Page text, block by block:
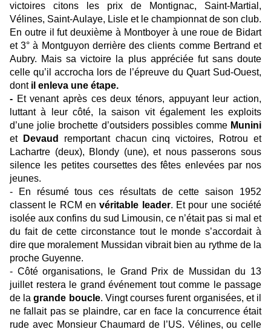
victoires citons les prix de Montignac, Saint-Martial,
Vélines, Saint-Aulaye, Lisle et le championnat de son club.
En outre il fut deuxième à Montboyer à une roue de Bidart
et 3° à Montguyon derrière des clients comme Bertrand et
Aubry. Mais sa victoire la plus appréciée fut sans doute
celle qu’il accrocha lors de l’épreuve du Quart Sud-Ouest,
dont il enleva une étape.
- Et venant après ces deux ténors, appuyant leur action,
luttant à leur côté, la saison vit également les exploits
d’une jolie brochette d’outsiders possibles commeMunini
et
Devaud
remportant chacun cinq victoires, Rotrou et
Lachartre (deux), Blondy (une), et nous passerons sous
silence les petites coursettes des fêtes enlevées par nos
jeunes.
-
En résumé tous ces résultats de cette saison 1952
classent le RCM envéritable leader. Et pour une société
isolée aux confins du sud Limousin, ce n’était pas si mal et
du fait de cette circonstance tout le monde s’accordait à
dire que moralement Mussidan vibrait bien au rythme de la
proche Guyenne.
- Côté organisations, le Grand Prix de Mussidan du 13
juillet restera le grand événement tout comme le passage
de lagrande boucle. Vingt courses furent organisées, et il
ne fallait pas se plaindre, car en face la concurrence était
rude avec Monsieur Chaumard de l’US. Vélines, ou celle